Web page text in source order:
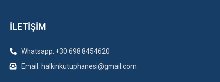
İLETİŞİM
Whatsapp: +30 698 8454620
Email: halkinkutuphanesi@gmail.com